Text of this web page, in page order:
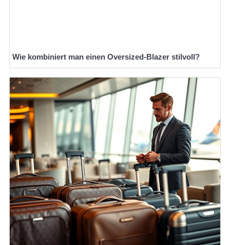
Wie kombiniert man einen Oversized-Blazer stilvoll?